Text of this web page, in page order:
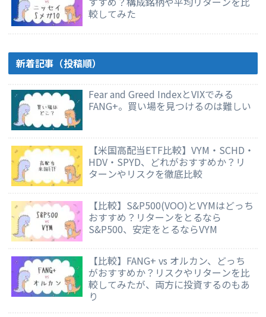
較してみた
新着記事（投稿順）
Fear and Greed IndexとVIXでみる
FANG+。買い場を見つけるのは難しい
【米国高配当ETF比較】VYM・SCHD・
HDV・SPYD、どれがおすすめか？リ
ターンやリスクを徹底比較
【比較】S&P500(VOO)とVYMはどっち
おすすめ？リターンをとるなら
S&P500、安定をとるならVYM
【比較】FANG+ vs オルカン、どっち
がおすすめか？リスクやリターンを比
較してみたが、両方に投資するのもあ
り